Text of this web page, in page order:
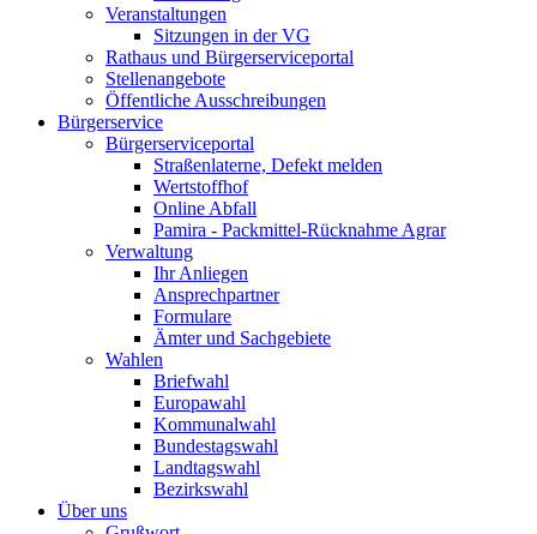
Veranstaltungen
Sitzungen in der VG
Rathaus und Bürgerserviceportal
Stellenangebote
Öffentliche Ausschreibungen
Bürgerservice
Bürgerserviceportal
Straßenlaterne, Defekt melden
Wertstoffhof
Online Abfall
Pamira - Packmittel-Rücknahme Agrar
Verwaltung
Ihr Anliegen
Ansprechpartner
Formulare
Ämter und Sachgebiete
Wahlen
Briefwahl
Europawahl
Kommunalwahl
Bundestagswahl
Landtagswahl
Bezirkswahl
Über uns